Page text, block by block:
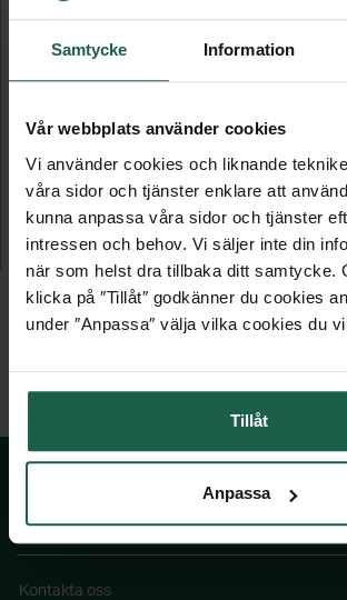
Samtycke Information
Vår webbplats använder cookies
Vi använder cookies och liknande
våra sidor och tjänster enklare att
kunna anpassa våra sidor och tjänster
intressen och behov. Vi säljer inte din
när som helst dra tillbaka ditt samtycke.
klicka på ″Tillåt″ godkänner du cookies
under ″Anpassa″ välja vilka cookies du
Tillåt
Anpassa
GARDEROBSINREDNING - 1220 MM
Wiksbo låg
2 995 kr
Wiksbo låg
4 395 kr
Kontakta oss